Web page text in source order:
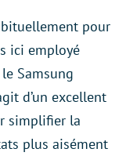
pour
ici employé
Samsung
d’un excellent
simplifier la
plus aisément